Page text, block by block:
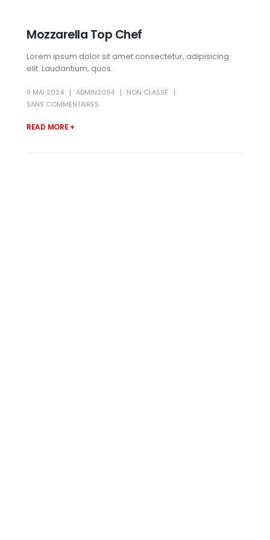
Mozzarella Top Chef
Lorem ipsum dolor sit amet consectetur, adipisicing
elit. Laudantium, quos.
9 MAI 2024 ADMIN2094
NON CLASSÉ
SANS COMMENTAIRES
READ MORE +